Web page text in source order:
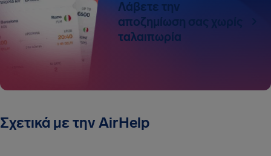
Λάβετε την
αποζημίωση σας χωρίς
ταλαιπωρία
Σχετικά με την AirHelp